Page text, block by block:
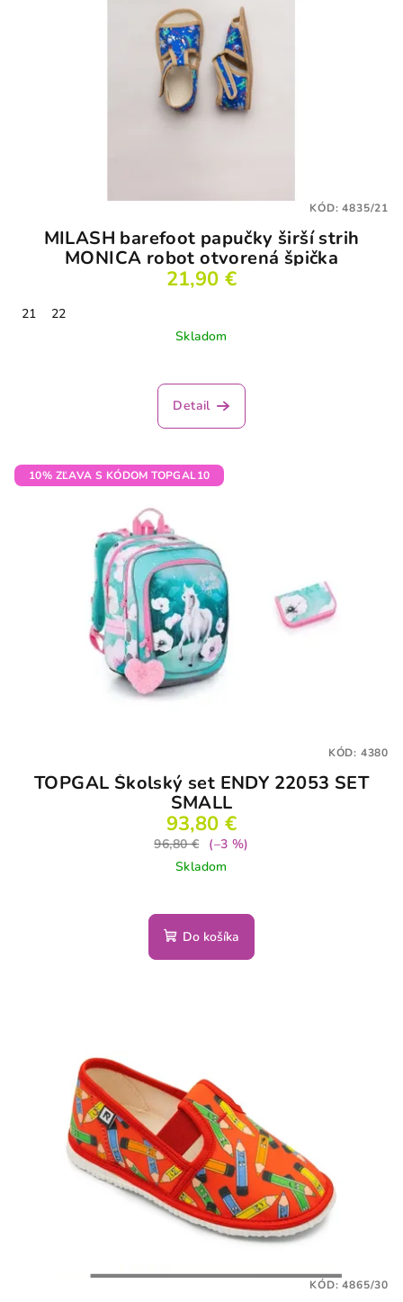
MILASH barefoot papučky širší strih
MONICA robot otvorená špička
21,90 €
21
22
Skladom
hodnotenie
produktu
5
hviezdičiek.
Detail
KÓD:4835/21
10% ZĽAVA S KÓDOM TOPGAL10
TOPGAL Školský set ENDY 22053 SET
SMALL
93,80 €
96,80 €
(–3 %)
Skladom
Do košíka
KÓD: 4380
KÓD:4865/30